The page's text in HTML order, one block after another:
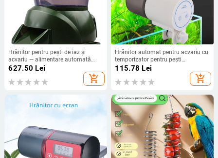
Hrănitor pentru pești de iaz și
acvariu — alimentare automată
temporizată, dozare, capacitate
627.50 Lei
add_shopping_cart
Hrănitor automat pentru acvariu cu
temporizator pentru pești
ornamentali și țestoase
115.78 Lei
add_shopping_cart